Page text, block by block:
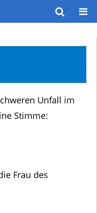
Unfall im
Stimme:
Frau des